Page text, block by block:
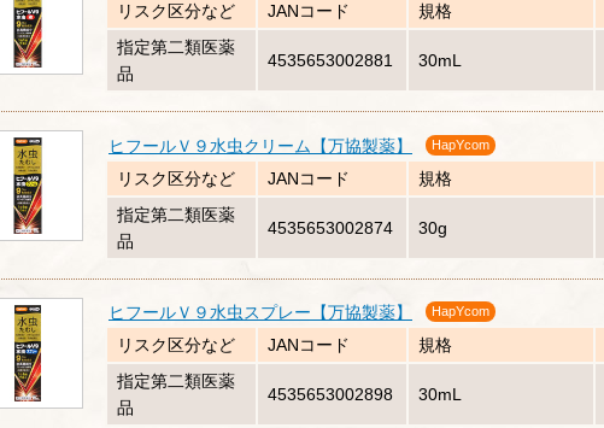
リスク区分など JANコード 規格
指定第二類医薬
品
4535653002881 30mL
ヒフールＶ９水虫クリーム【万協製薬】 HapYcom
リスク区分など JANコード 規格
指定第二類医薬
品
4535653002874 30g
ヒフールＶ９水虫スプレー【万協製薬】 HapYcom
リスク区分など JANコード 規格
指定第二類医薬
品
4535653002898 30mL